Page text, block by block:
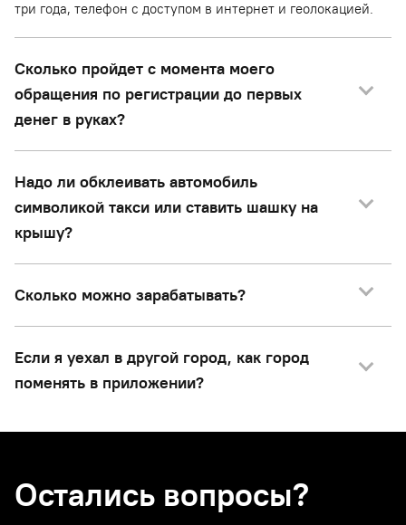
три года, телефон с доступом в интернет и геолокацией.
Сколько пройдет с момента моего
обращения по регистрации до первых
денег в руках?
Надо ли обклеивать автомобиль
символикой такси или ставить шашку на
крышу?
Сколько можно зарабатывать?
Если я уехал в другой город, как город
поменять в приложении?
Остались вопросы?